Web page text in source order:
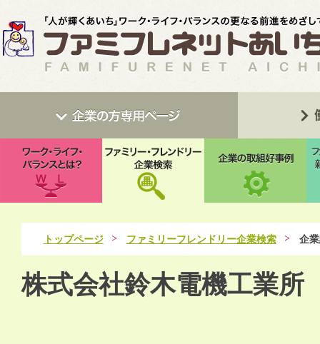
トップページ ファミリーフレンドリー企業検索 企
株式会社鈴木電機工業所